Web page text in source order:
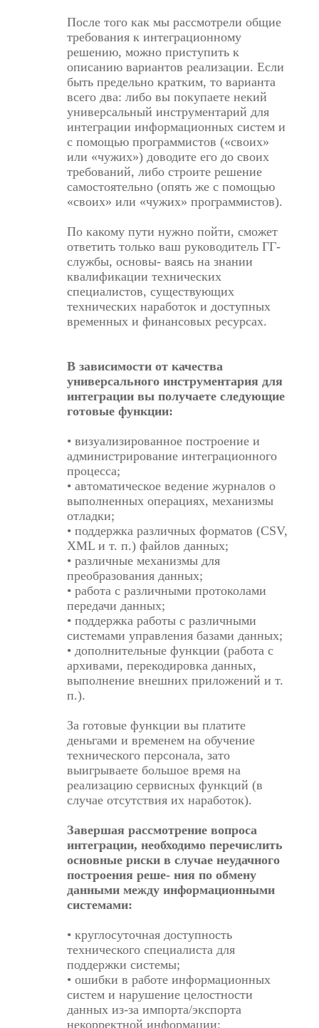
После того как мы рассмотрели общие
требования к интеграционному
решению, можно приступить к
описанию вариантов реализации. Если
быть предельно кратким, то варианта
всего два: либо вы покупаете некий
универсальный инструментарий для
интеграции информационных систем и
с помощью программистов («своих»
или «чужих») доводите его до своих
требований, либо строите решение
самостоятельно (опять же с помощью
«своих» или «чужих» программистов).
По какому пути нужно пойти, сможет
ответить только ваш руководитель ГГ-
службы, основы- ваясь на знании
квалификации технических
специалистов, существующих
технических наработок и доступных
временных и финансовых ресурсах.
В зависимости от качества
универсального инструментария для
интеграции вы получаете следующие
готовые функции:
• визуализированное построение и
администрирование интеграционного
процесса;
• автоматическое ведение журналов о
выполненных операциях, механизмы
отладки;
• поддержка различных форматов (CSV,
XML и т. п.) файлов данных;
• различные механизмы для
преобразования данных;
• работа с различными протоколами
передачи данных;
• поддержка работы с различными
системами управления базами данных;
• дополнительные функции (работа с
архивами, перекодировка данных,
выполнение внешних приложений и т.
п.).
За готовые функции вы платите
деньгами и временем на обучение
технического персонала, зато
выигрываете большое время на
реализацию сервисных функций (в
случае отсутствия их наработок).
Завершая рассмотрение вопроса
интеграции, необходимо перечислить
основные риски в случае неудачного
построения реше- ния по обмену
данными между информационными
системами:
• круглосуточная доступность
технического специалиста для
поддержки системы;
• ошибки в работе информационных
систем и нарушение целостности
данных из-за импорта/экспорта
некорректной информации;